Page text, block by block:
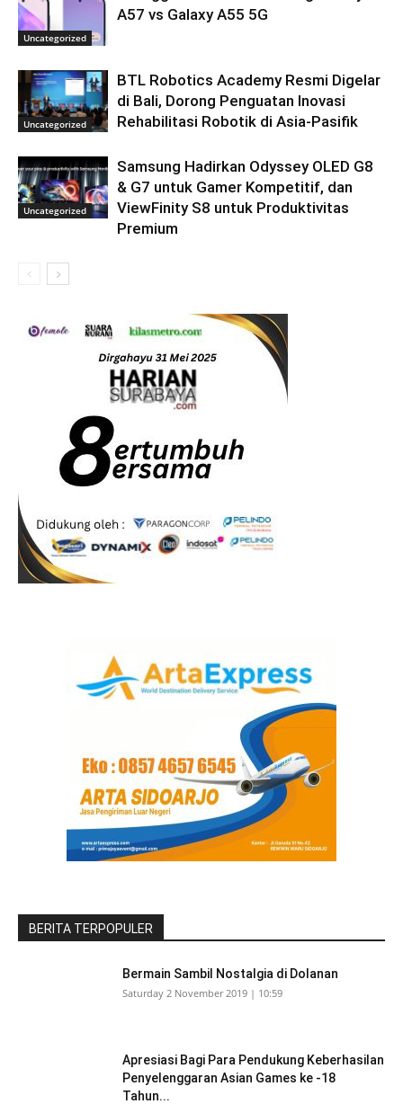
Uncategorized
A57 vs Galaxy A55 5G
Uncategorized
BTL Robotics Academy Resmi Digelar
di Bali, Dorong Penguatan Inovasi
Rehabilitasi Robotik di Asia-Pasifik
Uncategorized
Samsung Hadirkan Odyssey OLED G8
& G7 untuk Gamer Kompetitif, dan
ViewFinity S8 untuk Produktivitas
Premium
BERITA TERPOPULER
Bermain Sambil Nostalgia di Dolanan
Saturday 2 November 2019 | 10:59
Apresiasi Bagi Para Pendukung Keberhasilan
Penyelenggaran Asian Games ke -18
Tahun...